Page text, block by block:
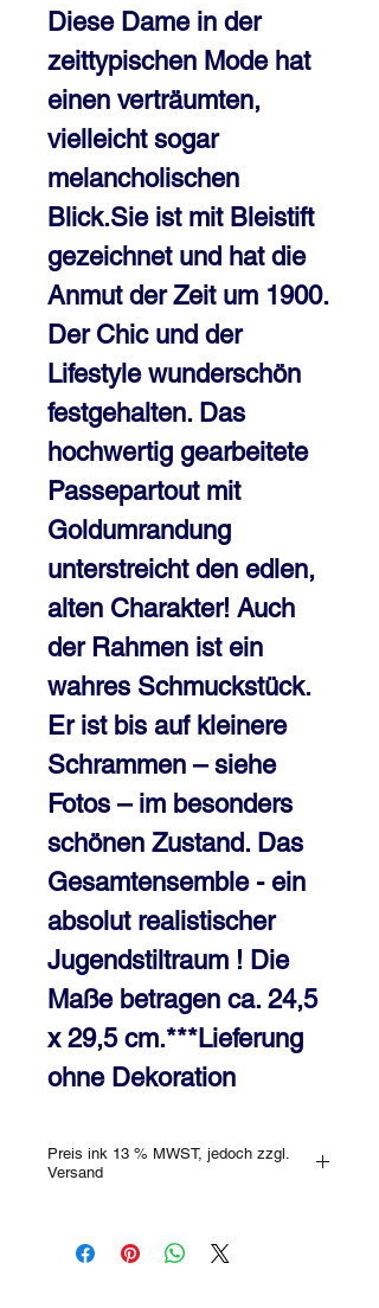
Diese Dame in der
zeittypischen Mode hat
einen verträumten,
vielleicht sogar
melancholischen
Blick.Sie ist mit Bleistift
gezeichnet und hat die
Anmut der Zeit um 1900.
Der Chic und der
Lifestyle wunderschön
festgehalten. Das
hochwertig gearbeitete
Passepartout mit
Goldumrandung
unterstreicht den edlen,
alten Charakter! Auch
der Rahmen ist ein
wahres Schmuckstück.
Er ist bis auf kleinere
Schrammen – siehe
Fotos – im besonders
schönen Zustand. Das
Gesamtensemble - ein
absolut realistischer
Jugendstiltraum ! Die
Maße betragen ca. 24,5
x 29,5 cm.***Lieferung
ohne Dekoration
Preis ink 13 % MWST, jedoch zzgl.
Versand